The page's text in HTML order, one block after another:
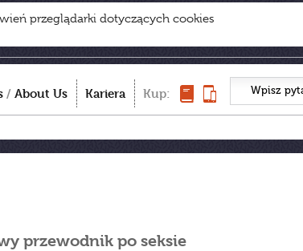
przeglądarki dotyczących cookies
/ About Us Kariera Kup:
przewodnik po seksie